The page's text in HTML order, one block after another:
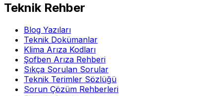
Teknik Rehber
Blog Yazıları
Teknik Dokümanlar
Klima Arıza Kodları
Şofben Arıza Rehberi
Sıkça Sorulan Sorular
Teknik Terimler Sözlüğü
Sorun Çözüm Rehberleri